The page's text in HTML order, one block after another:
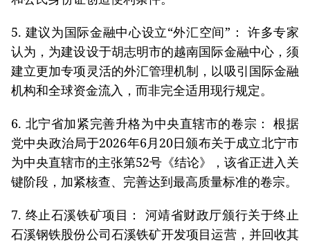
5. 建议为国际金融中心设立“外汇空间”： 许多专家
认为，为建设设于胡志明市的越南国际金融中心，须
建立更加专项灵活的外汇管理机制，以吸引国际金融
机构和全球资金流入，而非完全适用现行规定。
6. 北宁省加紧完善升格为中央直辖市的卷宗： 根据
党中央政治局于2026年6月20日颁布关于成立北宁市
为中央直辖市的主张第52号《结论》，该省正进入关
键阶段，加紧核查、完善达到最高质量标准的卷宗。
7. 终止石溪铁矿项目： 河靖省财政厅颁行关于终止
石溪钢铁股份公司石溪铁矿开发项目运营，并回收其